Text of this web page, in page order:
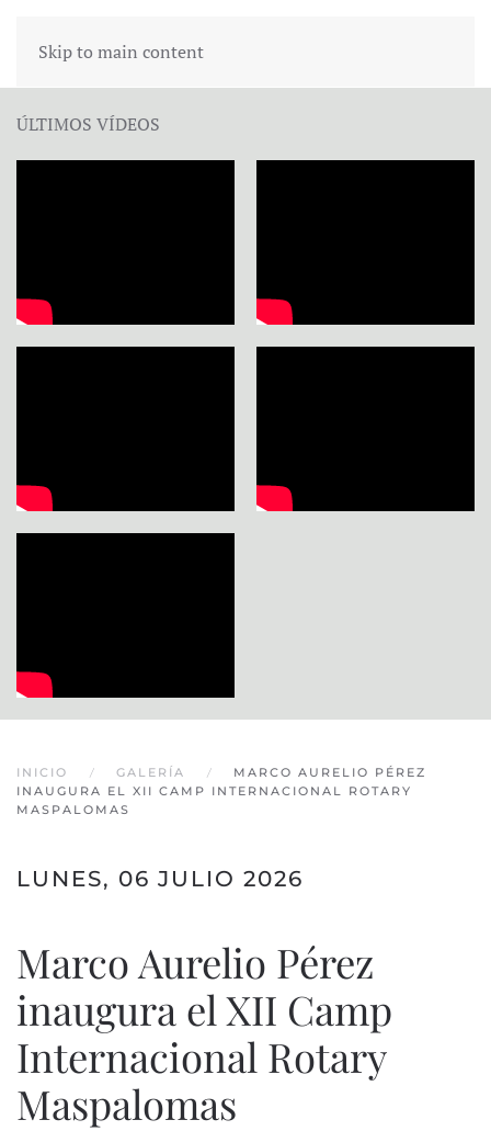
Skip to main content
ÚLTIMOS VÍDEOS
INICIO GALERÍA
MARCO AURELIO PÉREZ
INAUGURA EL XII CAMP INTERNACIONAL ROTARY
MASPALOMAS
LUNES, 06 JULIO 2026
Marco Aurelio Pérez
inaugura el XII Camp
Internacional Rotary
Maspalomas